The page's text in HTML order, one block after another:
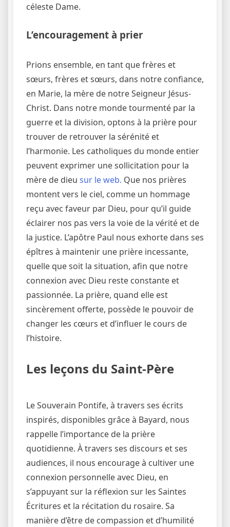
céleste Dame.
L’encouragement à prier
Prions ensemble, en tant que frères et
sœurs, frères et sœurs, dans notre confiance,
en Marie, la mère de notre Seigneur Jésus-
Christ. Dans notre monde tourmenté par la
guerre et la division, optons à la prière pour
trouver de retrouver la sérénité et
l’harmonie. Les catholiques du monde entier
peuvent exprimer une sollicitation pour la
mère de dieu sur le web. Que nos prières
montent vers le ciel, comme un hommage
reçu avec faveur par Dieu, pour qu’il guide
éclairer nos pas vers la voie de la vérité et de
la justice. L’apôtre Paul nous exhorte dans ses
épîtres à maintenir une prière incessante,
quelle que soit la situation, afin que notre
connexion avec Dieu reste constante et
passionnée. La prière, quand elle est
sincèrement offerte, possède le pouvoir de
changer les cœurs et d’influer le cours de
l’histoire.
Les leçons du Saint-Père
Le Souverain Pontife, à travers ses écrits
inspirés, disponibles grâce à Bayard, nous
rappelle l’importance de la prière
quotidienne. À travers ses discours et ses
audiences, il nous encourage à cultiver une
connexion personnelle avec Dieu, en
s’appuyant sur la réflexion sur les Saintes
Écritures et la récitation du rosaire. Sa
manière d’être de compassion et d’humilité